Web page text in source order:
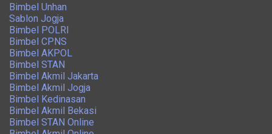
Bimbel Unhan
Sablon Jogja
Bimbel POLRI
Bimbel CPNS
Bimbel AKPOL
Bimbel STAN
Bimbel Akmil Jakarta
Bimbel Akmil Jogja
Bimbel Kedinasan
Bimbel Akmil Bekasi
Bimbel STAN Online